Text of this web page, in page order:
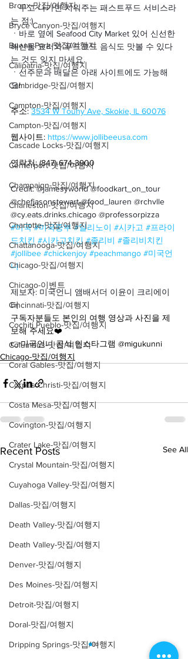
Bronx-맛집/여행지
Bryce Canyon-맛집/여행지
Buena Park-맛집/여행지
Calipatria-맛집/여행지
Cambridge-맛집/여행지
Campton-맛집/여행지
Campton-맛집/여행지
Cascade Locks-맛집/여행지
Centerport-맛집/여행지
Champaign-맛집/여행지
Charleston-맛집/여행지
Charlotte-맛집/여행지
Chattanooga-맛집/여행지
Chicago-맛집/여행지
Chicago-이벤트
Cincinnati-맛집/여행지
Cochiti Pueblo-맛집/여행지
Columbus-맛집/여행지
Coral Gables-맛집/여행지
Corpus Christi-맛집/여행지
Costa Mesa-맛집/여행지
Covington-맛집/여행지
Crater Lake-맛집/여행지
Crystal Mountain-맛집/여행지
Cuyahoga Valley-맛집/여행지
Dallas-맛집/여행지
Death Valley-맛집/여행지
Death Valley-맛집/여행지
Denver-맛집/여행지
Des Moines-맛집/여행지
Detroit-맛집/여행지
Doral-맛집/여행지
Dripping Springs-맛집/여행지
ㆍ두고 나가면 치워주는 패스트푸드 서비스라
는 점:)
ㆍ 바로 옆에 Seafood City Market 있어 신선한
해산물 요리와 푸드코드 음식도 맛볼 수 있다
는 것도 잊지 마세요.
ㆍ 선주문과 배달은 아래 사이트에도 가능해
요!
주소: 3534 W Touhy Ave, Skokie, IL 60076
웹사이트: https://www.jollibeeusa.com
연락처: (847) 674-3900
Credit: @jamesyworld @foodkart_on_tour
@chefjasonstewart @food_lauren @rchvlle
@cy.eats.drinks.chicago @professorpizza
#미국 #미국중부 #일리노이 #시카고 #프라이
드치킨 #시카고치킨 #졸리비 #졸리비치킨
#jollibee #chickenjoy #peachmango #미국언
니
제보자: 미국언니 앰배서더 이윤이 크리에이
터
구독자분들도 본인의 여행 영상과 사진을 제
보해 주세요❤️
👉미국언니 공식 인스타그램 @migukunni
Chicago-맛집/여행지
Recent Posts See All